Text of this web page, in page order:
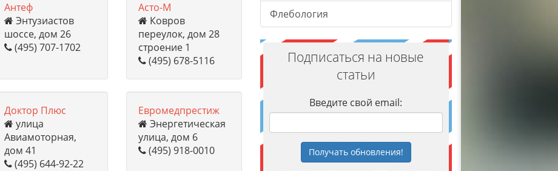
Антеф
Энтузиастов
шоссе, дом 26
(495) 707-1702
Асто-М
Ковров
переулок, дом 28
строение 1
(495) 678-5116
Доктор Плюс
улица
Авиамоторная,
дом 41
(495) 644-92-22
Евромедпрестиж
Энергетическая
улица, дом 6
(495) 918-0010
Флебология
Подписаться на новые
статьи
Введите свой email:
Получатьобновления!